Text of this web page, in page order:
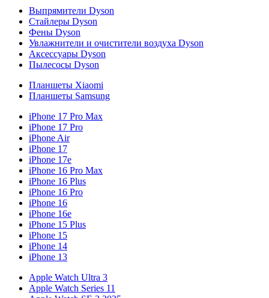
Выпрямители Dyson
Стайлеры Dyson
Фены Dyson
Увлажнители и очистители воздуха Dyson
Аксессуары Dyson
Пылесосы Dyson
Планшеты Xiaomi
Планшеты Samsung
iPhone 17 Pro Max
iPhone 17 Pro
iPhone Air
iPhone 17
iPhone 17e
iPhone 16 Pro Max
iPhone 16 Plus
iPhone 16 Pro
iPhone 16
iPhone 16e
iPhone 15 Plus
iPhone 15
iPhone 14
iPhone 13
Apple Watch Ultra 3
Apple Watch Series 11